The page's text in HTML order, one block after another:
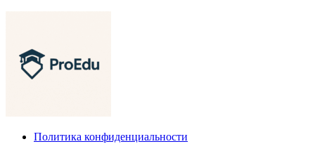
Политика конфиденциальности